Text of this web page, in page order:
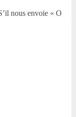
nous envoie « O